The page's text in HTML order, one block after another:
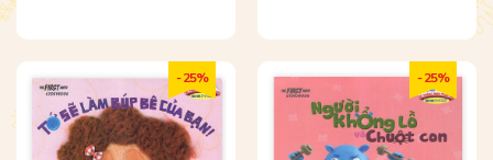
- 25% - 25%